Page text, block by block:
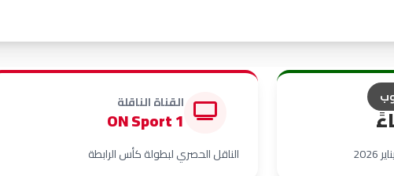
القناة الناقلة
ON Sport 1
الناقل الحصري لبطولة كأس الرابطة